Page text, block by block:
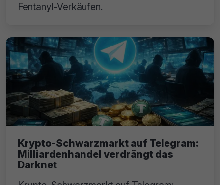
Fentanyl-Verkäufen.
Krypto-Schwarzmarkt auf Telegram:
Milliardenhandel verdrängt das
Darknet